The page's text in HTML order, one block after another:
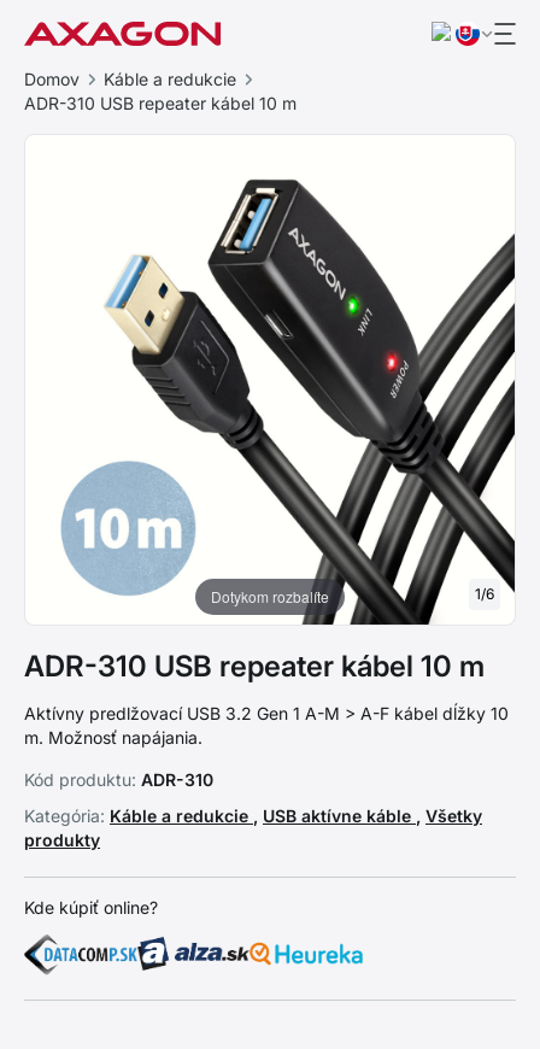
Domov
Káble a redukcie
ADR-310 USB repeater kábel 10 m
Dotykom rozbalíte 1/6
ADR-310 USB repeater kábel 10 m
Aktívny predlžovací USB 3.2 Gen 1 A-M > A-F kábel dĺžky 10
m. Možnosť napájania.
Kód produktu: ADR-310
Kategória: Káble a redukcie , USB aktívne káble , Všetky
produkty
Kde kúpiť online?